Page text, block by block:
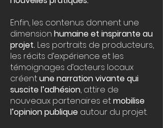
Enfin, les contenus donnent une
dimension humaine et inspirante au
projet. Les portraits de producteurs,
les récits d’expérience et les
témoignages d’acteurs locaux
créentune narration vivante qui
suscite l’adhésion, attire de
nouveaux partenaires etmobilise
l’opinion publique autour du projet.